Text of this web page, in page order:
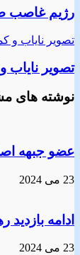
رژیم غاصب
تصویر نایاب و
تصویر نایاب
نوشته های
عضو جبهه
23 می 2024
ادامه
23 می 2024